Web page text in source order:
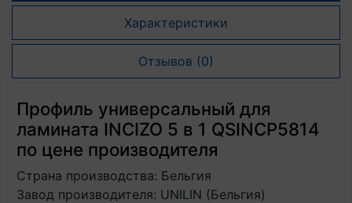
Характеристики
Отзывов (0)
Профиль универсальный для
ламината INCIZO 5 в 1 QSINCP5814
по цене производителя
Страна производства: Бельгия
Завод производителя: UNILIN (Бельгия)